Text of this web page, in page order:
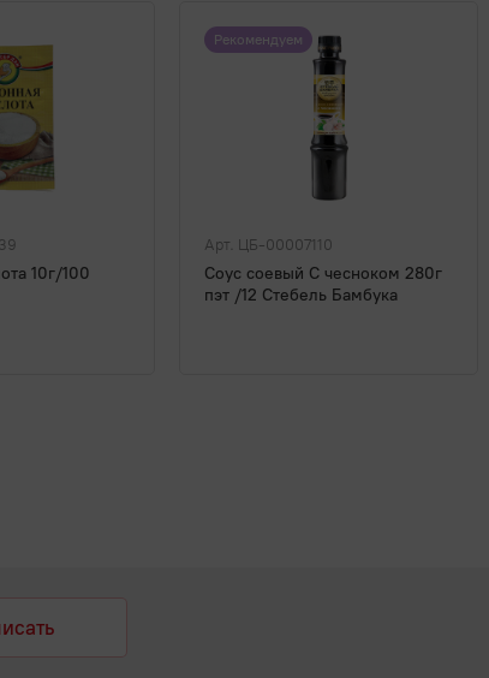
10г/100
Рекомендуем
Арт. ЦБ-00007110
Соус соевый С чесноком 280г
пэт /12 Стебель Бамбука